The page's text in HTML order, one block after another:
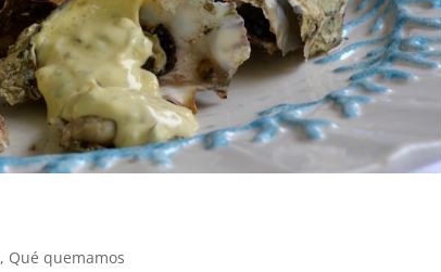
, Qué quemamos